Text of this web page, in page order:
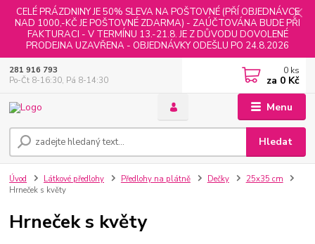
CELÉ PRÁZDNINY JE 50% SLEVA NA POŠTOVNÉ (PŘÍ OBJEDNÁVCE
NAD 1000,-KČ JE POŠTOVNÉ ZDARMA) - ZAÚČTOVÁNA BUDE PŘI
FAKTURACI - V TERMÍNU 13.-21.8. JE Z DŮVODU DOVOLENÉ
PRODEJNA UZAVŘENA - OBJEDNÁVKY ODEŠLU PO 24.8.2026
Menu
Hledat
281 916 793
Po-Čt 8-16:30, Pá 8-14:30
0 ks
za 0 Kč
Úvod Látkové předlohy Předlohy na plátně Dečky
25x35 cm
Hrneček s květy
Hrneček s květy